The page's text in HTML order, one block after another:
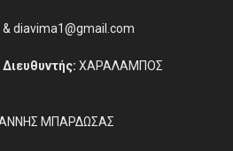
diavima1@gmail.com
ΧΑΡΑΛΑΜΠΟΣ
ΜΠΑΡΔΩΣΑΣ